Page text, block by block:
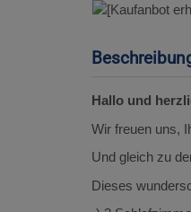
Hallo und
Wir freuen uns,
Und gleich zu
Dieses